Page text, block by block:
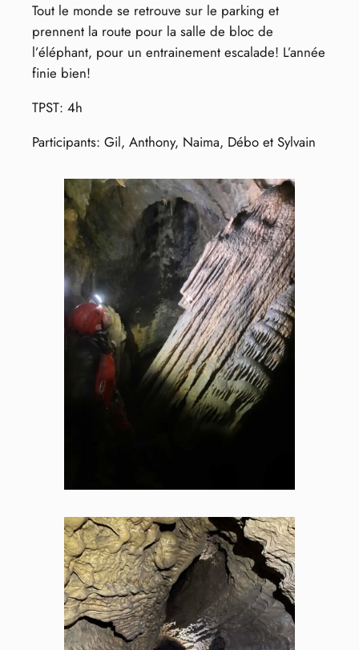
Tout le monde se retrouve sur le parking et
prennent la route pour la salle de bloc de
l’éléphant, pour un entrainement escalade! L’année
finie bien!
TPST: 4h
Participants: Gil, Anthony, Naima, Débo et Sylvain